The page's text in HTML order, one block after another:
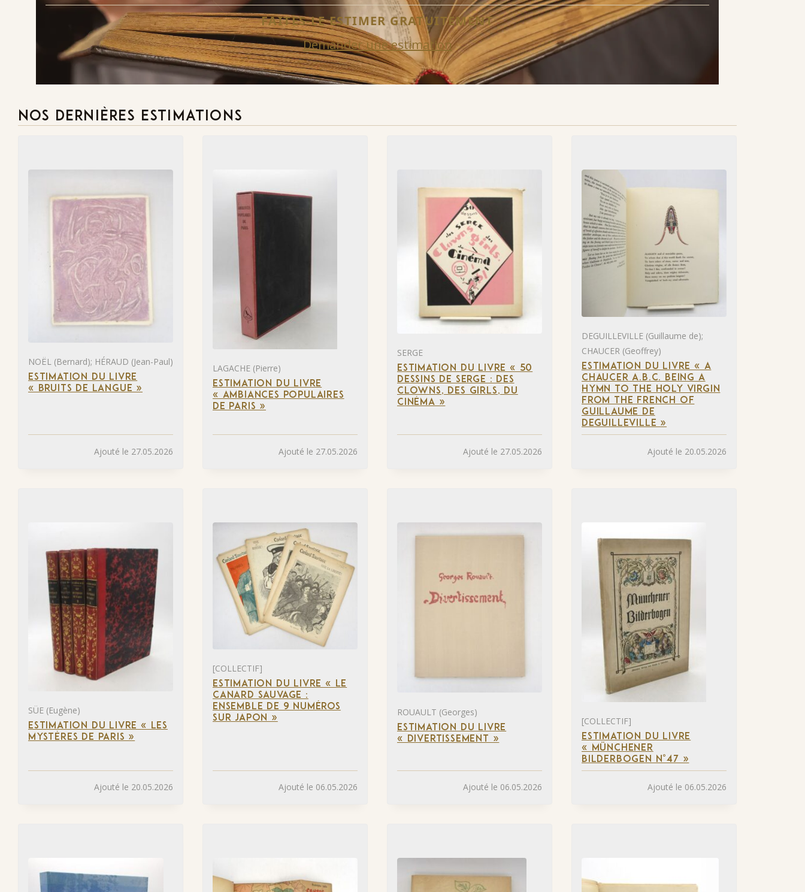
FAITES-LE ESTIMER GRATUITEMENT
Demander une estimation
NOS DERNIÈRES ESTIMATIONS
NOËL (Bernard); HÉRAUD (Jean-Paul)
ESTIMATION DU LIVRE
« BRUITS DE LANGUE »
Ajouté le 27.05.2026
LAGACHE (Pierre)
ESTIMATION DU LIVRE
« AMBIANCES POPULAIRES
DE PARIS »
Ajouté le 27.05.2026
SERGE
ESTIMATION DU LIVRE « 50
DESSINS DE SERGE : DES
CLOWNS, DES GIRLS, DU
CINÉMA »
Ajouté le 27.05.2026
DEGUILLEVILLE (Guillaume de);
CHAUCER (Geoffrey)
ESTIMATION DU LIVRE « A
CHAUCER A.B.C. BEING A
HYMN TO THE HOLY VIRGIN
FROM THE FRENCH OF
GUILLAUME DE
DEGUILLEVILLE »
Ajouté le 20.05.2026
SÜE (Eugène)
ESTIMATION DU LIVRE « LES
MYSTÈRES DE PARIS »
Ajouté le 20.05.2026
[COLLECTIF]
ESTIMATION DU LIVRE « LE
CANARD SAUVAGE :
ENSEMBLE DE 9 NUMÉROS
SUR JAPON »
Ajouté le 06.05.2026
ROUAULT (Georges)
ESTIMATION DU LIVRE
« DIVERTISSEMENT »
Ajouté le 06.05.2026
[COLLECTIF]
ESTIMATION DU LIVRE
« MÜNCHENER
BILDERBOGEN N°47 »
Ajouté le 06.05.2026